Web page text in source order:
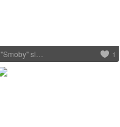
"Smoby" sl… 1